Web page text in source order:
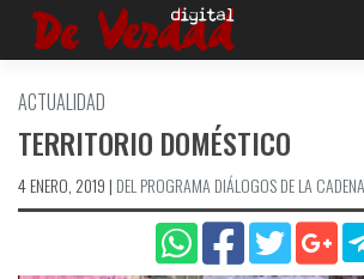
Saltar
ACTUALIDAD
TERRITORIO DOMÉSTICO
4 ENERO, 2019 | DEL PROGRAMA DIÁLOGOS DE LA